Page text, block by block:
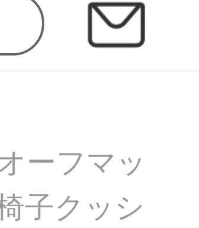
ーフマッ
子クッシ